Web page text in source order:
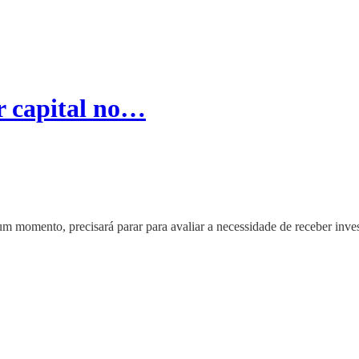
capital no…
momento, precisará parar para avaliar a necessidade de receber